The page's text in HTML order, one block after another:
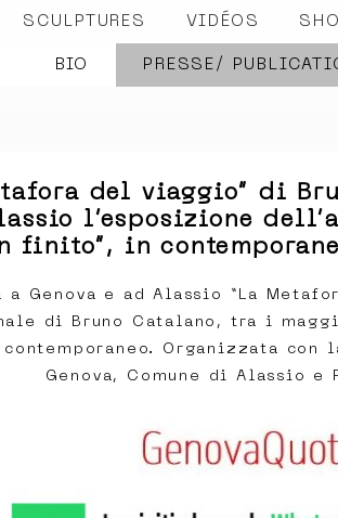
BIO PRESSE/
SCULPTURES VIDÉOS
del viaggio” di
l’esposizione
finito”, in
a Genova e ad Alassio “La
di Bruno Catalano, tra i
Organizzata con
Genova, Comune di Alassio e